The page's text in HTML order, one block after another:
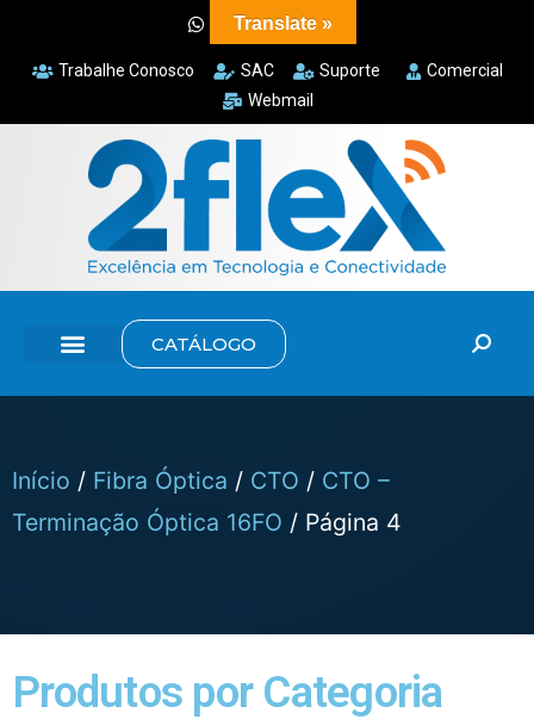
Trabalhe Conosco SAC Suporte
Comercial
Webmail
CATÁLOGO
Início / Fibra Óptica / CTO / CTO –
Terminação Óptica 16FO / Página 4
Produtos por Categoria
Translate »